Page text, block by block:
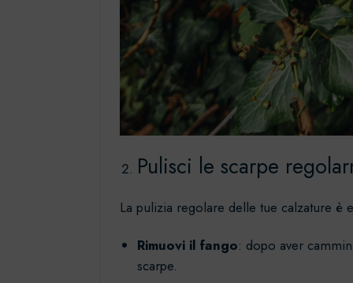
Pulisci le scarpe
La pulizia regolare delle tue calzature
Rimuovi il fango: dopo aver
scarpe.